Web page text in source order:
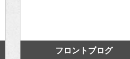
フロントブログ